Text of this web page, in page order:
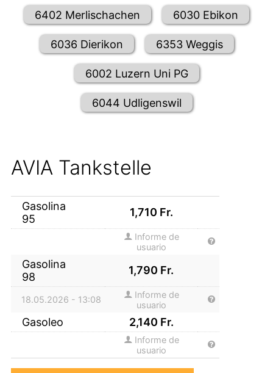
6402 Merlischachen 6030 Ebikon
6036 Dierikon 6353 Weggis
6002 Luzern Uni PG
6044 Udligenswil
AVIA Tankstelle
Gasolina
95
1,710 Fr.
Informe de
usuario
Gasolina
98
1,790 Fr.
18.05.2026 - 13:08
Informe de
usuario
Gasoleo 2,140 Fr.
Informe de
usuario